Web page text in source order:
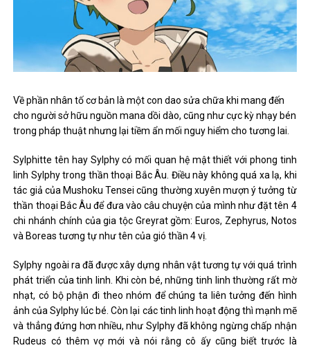
Về phần nhân tố cơ bản là một con dao sửa chữa khi mang đến
cho người sở hữu nguồn mana dồi dào, cũng như cực kỳ nhạy bén
trong pháp thuật nhưng lại tiềm ẩn mối nguy hiểm cho tương lai.
Sylphitte tên hay Sylphy có mối quan hệ mật thiết với phong tinh
linh Sylphy trong thần thoại Bắc Âu. Điều này không quá xa lạ, khi
tác giả của Mushoku Tensei cũng thường xuyên mượn ý tưởng từ
thần thoại Bắc Âu để đưa vào câu chuyện của mình như đặt tên 4
chi nhánh chính của gia tộc Greyrat gồm: Euros, Zephyrus, Notos
và Boreas tương tự như tên của gió thần 4 vị.
Sylphy ngoài ra đã được xây dựng nhân vật tương tự với quá trình
phát triển của tinh linh. Khi còn bé, những tinh linh thường rất mờ
nhạt, có bộ phận đi theo nhóm để chúng ta liên tưởng đến hình
ảnh của Sylphy lúc bé. Còn lại các tinh linh hoạt động thì mạnh mẽ
và thẳng đứng hơn nhiều, như Sylphy đã không ngừng chấp nhận
Rudeus có thêm vợ mới và nói rằng cô ấy cũng biết trước là